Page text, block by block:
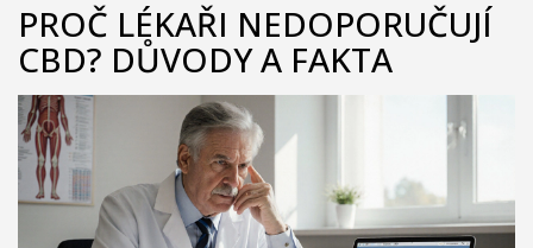
PROČ LÉKAŘI NEDOPORUČUJÍ
CBD? DŮVODY A FAKTA